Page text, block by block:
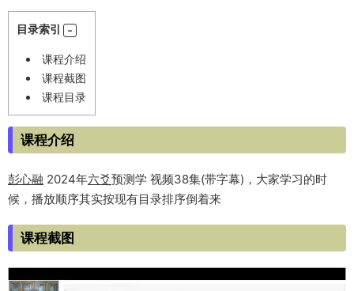
目录索引
课程介绍
课程截图
课程目录
课程介绍
彭心融 2024年六爻预测学 视频38集(带字幕)，大家学习的时
候，播放顺序其实按现有目录排序倒着来
课程截图